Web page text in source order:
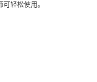
轻松使用。